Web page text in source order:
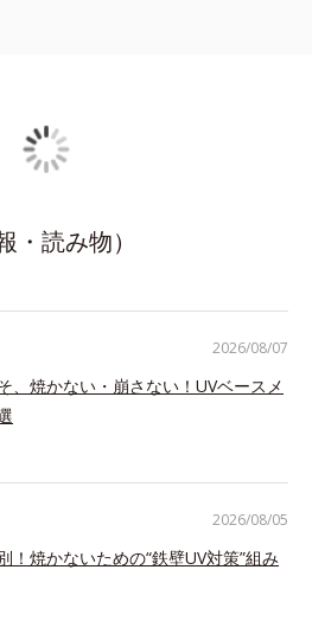
・読み物）
、焼かない・崩さない！UVベースメ
2026/08/07
！焼かないための“鉄壁UV対策”組み
2026/08/05